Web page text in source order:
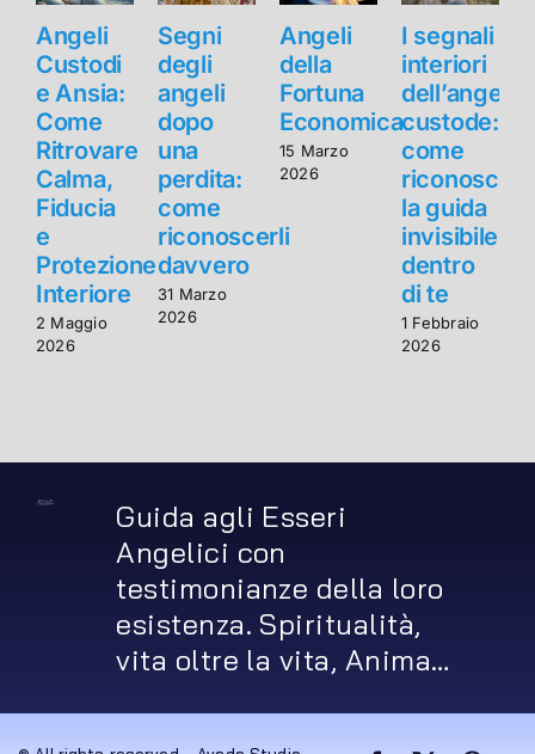
Angeli
Custodi
e Ansia:
Come
Ritrovare
Calma,
Fiducia
e
Protezione
Interiore
2 Maggio
2026
Segni
degli
angeli
dopo
una
perdita:
come
riconoscerli
davvero
31 Marzo
2026
Angeli
della
Fortuna
Economica
15 Marzo
2026
I segnali
interiori
dell’angelo
custode:
come
riconoscere
la guida
invisibile
dentro
di te
1 Febbraio
2026
Guida agli Esseri
Angelici con
testimonianze della loro
esistenza. Spiritualità,
vita oltre la vita, Anima…